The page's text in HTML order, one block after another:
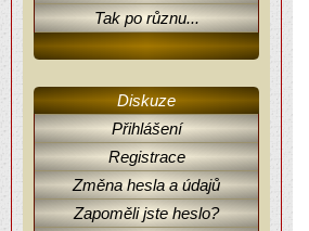
Tak po různu...
Diskuze
Přihlášení
Registrace
Změna hesla a údajů
Zapoměli jste heslo?